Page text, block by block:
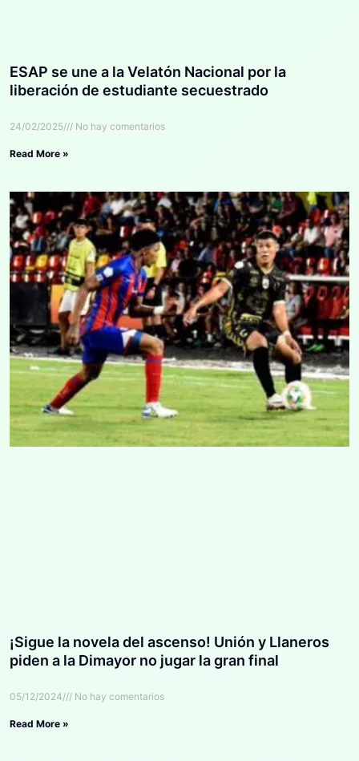
ESAP se une a la Velatón Nacional por la
liberación de estudiante secuestrado
24/02/2025 No hay comentarios
Read More »
¡Sigue la novela del ascenso! Unión y Llaneros
piden a la Dimayor no jugar la gran final
05/12/2024 No hay comentarios
Read More »